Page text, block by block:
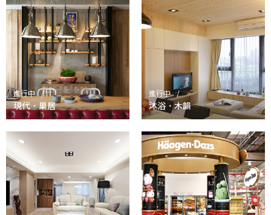
進行中
現代．巢居
進行中
沐浴．木韻